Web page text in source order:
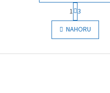
O
v
l
d
S
t
r
á
n
o
1 3
NAHORU